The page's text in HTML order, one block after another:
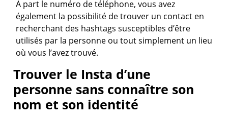
À part le numéro de téléphone, vous avez
également la possibilité de trouver un contact en
recherchant des hashtags susceptibles d’être
utilisés par la personne ou tout simplement un lieu
où vous l’avez trouvé.
Trouver le Insta d’une
personne sans connaître son
nom et son identité